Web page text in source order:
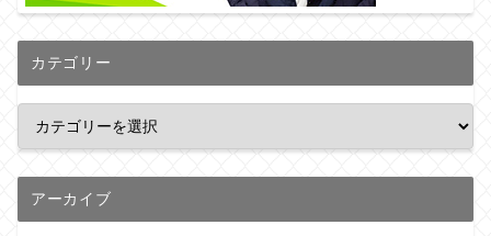
カテゴリー
アーカイブ